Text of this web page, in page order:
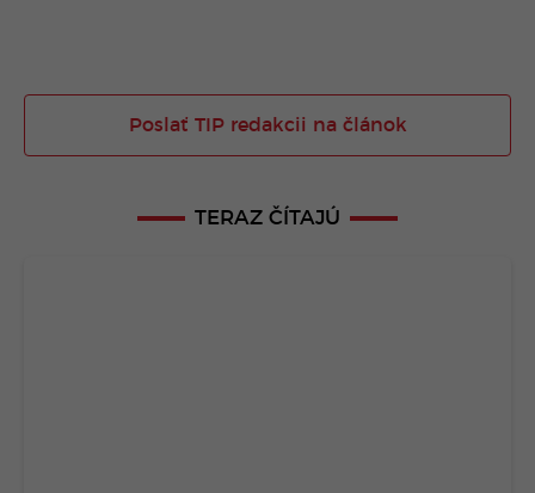
Poslať TIP redakcii na článok
TERAZ ČÍTAJÚ